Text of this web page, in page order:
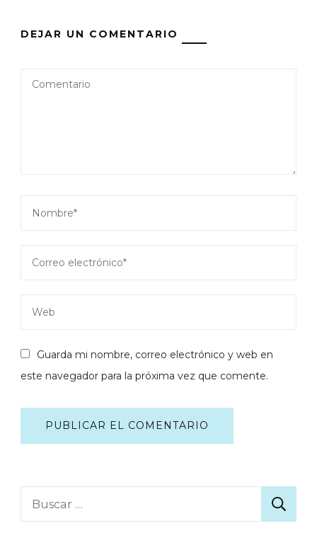
DEJAR UN COMENTARIO
Guarda mi nombre, correo electrónico y web en
este navegador para la próxima vez que comente.
Buscar: